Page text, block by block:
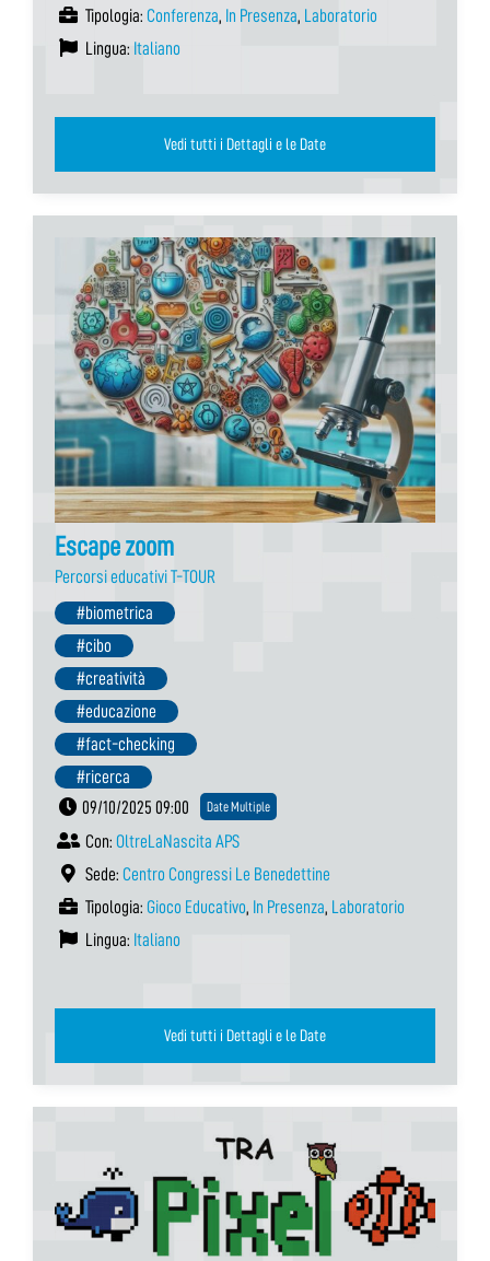
Tipologia: Conferenza, In Presenza, Laboratorio
Lingua: Italiano
Vedi tutti i Dettagli e le Date
Escape zoom
Percorsi educativi T-TOUR
#biometrica
#cibo
#creatività
#educazione
#fact-checking
#ricerca
09/10/2025 09:00
Date Multiple
Con: OltreLaNascita APS
Sede: Centro Congressi Le Benedettine
Tipologia: Gioco Educativo, In Presenza, Laboratorio
Lingua: Italiano
Vedi tutti i Dettagli e le Date